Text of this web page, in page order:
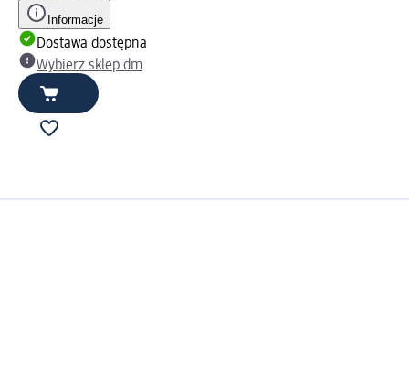
Informacje
Dostawa dostępna
Wybierz sklep dm